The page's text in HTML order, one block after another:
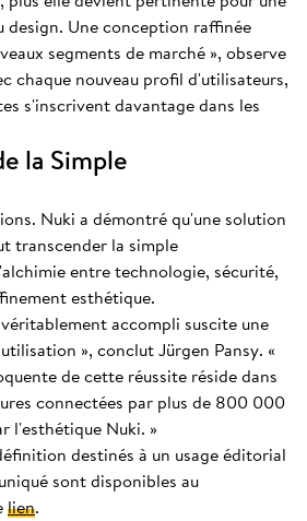
design. Une conception raffinée
segments de marché », observe
chaque nouveau profil d'utilisateurs,
s'inscrivent davantage dans les
la Simple
Nuki a démontré qu'une solution
transcender la simple
entre technologie, sécurité,
esthétique.
accompli suscite une
», conclut Jürgen Pansy. «
de cette réussite réside dans
connectées par plus de 800 000
l'esthétique Nuki. »
destinés à un usage éditorial
sont disponibles au
lien.